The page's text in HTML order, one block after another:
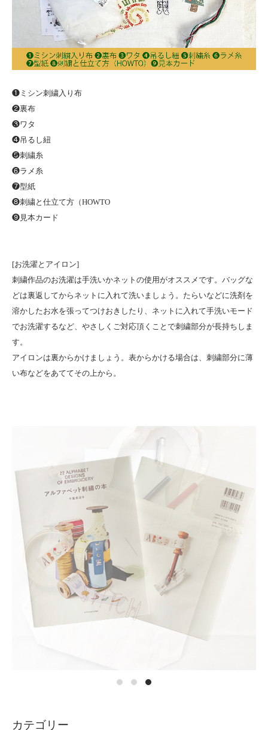
❶ミシン刺繍入り布
❷裏布
❸ワタ
❹吊るし紐
❺刺繍糸
❻ラメ糸
❼型紙
❽刺繍と仕立て方（HOWTO
❾見本カード
[お洗濯とアイロン]
刺繍作品のお洗濯は手洗いかネットの使用がオススメです。バッグな
どは裏返してからネットに入れて洗いましょう。たらいなどに洗剤を
溶かしたお水を張ってつけおきしたり、ネットに入れて手洗いモード
でお洗濯するなど、やさしくご対応頂くことで刺繍部分が長持ちしま
す。
アイロンは裏からかけましょう。表からかける場合は、刺繍部分に薄
い布などをあててその上から。
カテゴリー